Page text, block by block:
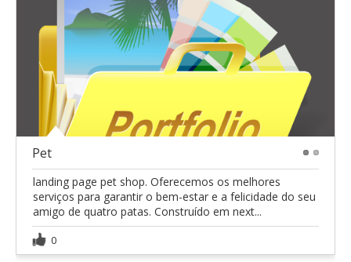
Pet
landing page pet shop. Oferecemos os melhores
serviços para garantir o bem-estar e a felicidade do seu
amigo de quatro patas. Construído em next...
0